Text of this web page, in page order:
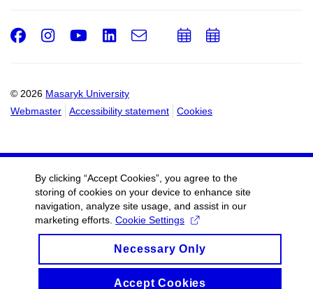
© 2026 Masaryk University
Webmaster
Accessibility statement Cookies
Facebook
Instagram
Youtube
LinkedIn
e-
Email
AddAdd
By clicking “Accept Cookies”, you agree to the
storing of cookies on your device to enhance site
navigation, analyze site usage, and assist in our
marketing efforts. Cookie Settings
Necessary Only
Accept Cookies